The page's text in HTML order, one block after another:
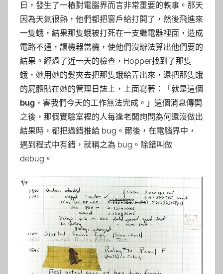
日，發生了一樁對電腦界而言非常重要的軼事。那天
因為天氣很熱，他們都把窗戶給打開了，然後飛進來
一隻蛾，結果那隻蛾被打死在一支繼電器裡面，造成
電路不通，讓機器當機，使他們沒辦法算出他們要的
結果。經過了近一天的檢查，Hopper找到了那隻
蛾，她用她的髮夾去把那隻蛾給弄出來，還把那隻蛾
的屍體貼在她的管理日誌上，上面寫著：「就是這個
bug ，害我們今天的工作無法完成。」這個消息傳開
之後，那個實驗室裡的人每逢老闆詢問為何還沒做出
結果時，都把過錯推給 bug。爾後，在電腦界中，
遇到程式中有錯，就稱之為 bug。除錯叫做
debug。